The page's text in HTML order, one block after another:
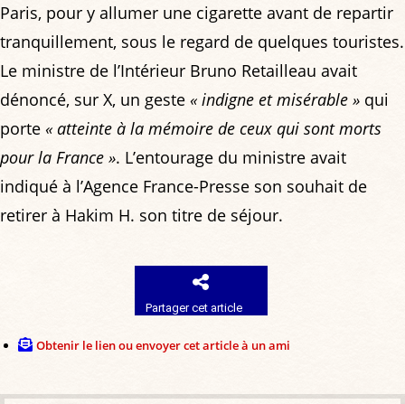
Paris, pour y allumer une cigarette avant de repartir
tranquillement, sous le regard de quelques touristes.
Le ministre de l’Intérieur Bruno Retailleau avait
dénoncé, sur X, un geste « indigne et misérable » qui
porte « atteinte à la mémoire de ceux qui sont morts
pour la France ». L’entourage du ministre avait
indiqué à l’Agence France-Presse son souhait de
retirer à Hakim H. son titre de séjour.
Partager cet article
Obtenir le lien ou envoyer cet article à un ami